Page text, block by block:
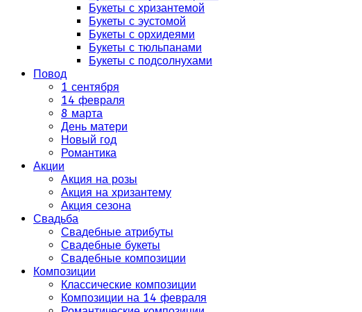
Букеты с хризантемой
Букеты с эустомой
Букеты с орхидеями
Букеты с тюльпанами
Букеты с подсолнухами
Повод
1 сентября
14 февраля
8 марта
День матери
Новый год
Романтика
Акции
Акция на розы
Акция на хризантему
Акция сезона
Свадьба
Свадебные атрибуты
Свадебные букеты
Свадебные композиции
Композиции
Классические композиции
Композиции на 14 февраля